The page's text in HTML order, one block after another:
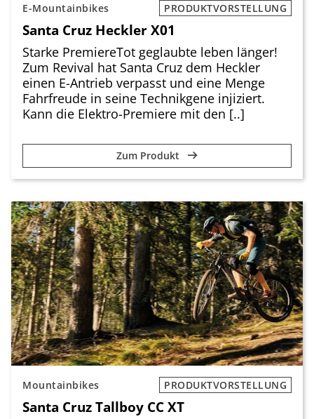
E-Mountainbikes PRODUKTVORSTELLUNG
Santa Cruz Heckler X01
Starke PremiereTot geglaubte leben länger!
Zum Revival hat Santa Cruz dem Heckler
einen E-Antrieb verpasst und eine Menge
Fahrfreude in seine Technikgene injiziert.
Kann die Elektro-Premiere mit den [..]
Zum Produkt
Mountainbikes PRODUKTVORSTELLUNG
Santa Cruz Tallboy CC XT